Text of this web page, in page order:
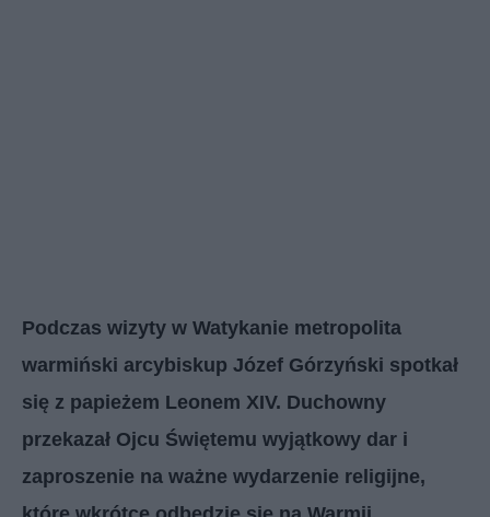
Podczas wizyty w Watykanie metropolita
warmiński arcybiskup Józef Górzyński spotkał
się z papieżem Leonem XIV. Duchowny
przekazał Ojcu Świętemu wyjątkowy dar i
zaproszenie na ważne wydarzenie religijne,